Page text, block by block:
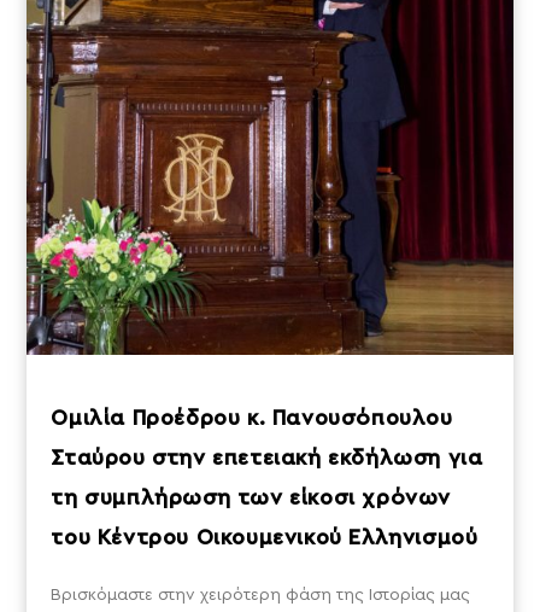
Ομιλία Προέδρου κ. Πανουσόπουλου
Σταύρου στην επετειακή εκδήλωση για
τη συμπλήρωση των είκοσι χρόνων
του Κέντρου Οικουμενικού Ελληνισμού
Βρισκόμαστε στην χειρότερη φάση της Ιστορίας μας